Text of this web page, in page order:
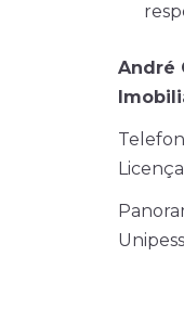
André
Licença